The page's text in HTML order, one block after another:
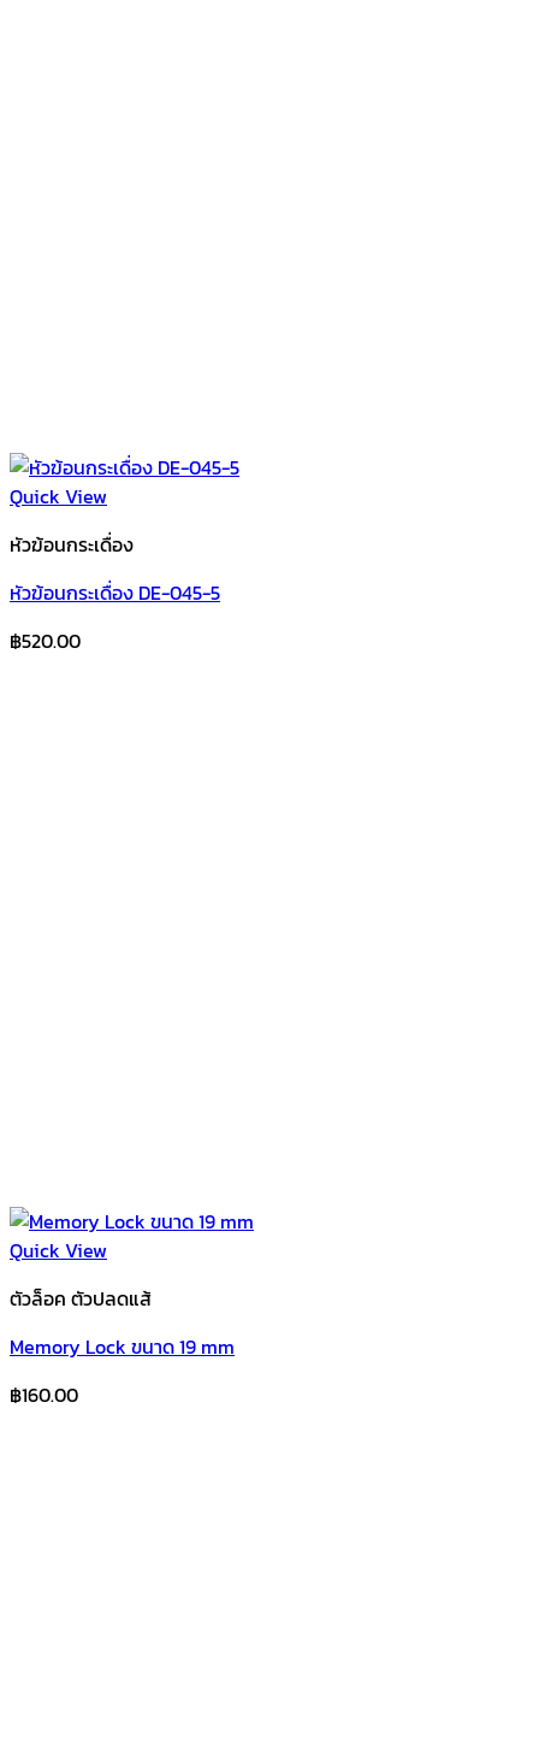
Quick View
หัวฆ้อนกระเดื่อง
หัวฆ้อนกระเดื่อง DE-045-5
฿520.00
Quick View
ตัวล็อค ตัวปลดแส้
Memory Lock ขนาด 19 mm
฿160.00